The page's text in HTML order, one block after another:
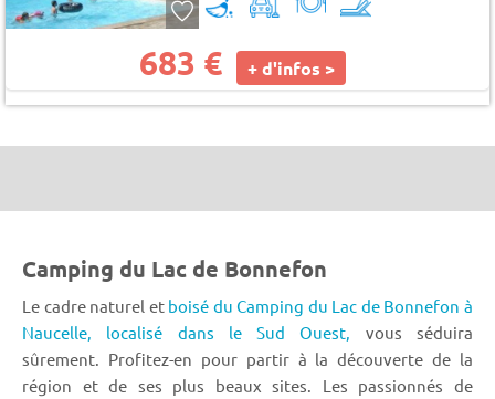
683 € + d'infos >
Camping du Lac de Bonnefon
Le cadre naturel et boisé du Camping du Lac de Bonnefon à
Naucelle,
localisé dans le Sud Ouest,
vous séduira
sûrement. Profitez-en pour partir à la découverte de la
région et de ses plus beaux sites. Les passionnés de